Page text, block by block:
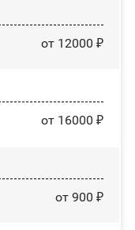
от 12000 ₽
от 16000 ₽
от 900 ₽